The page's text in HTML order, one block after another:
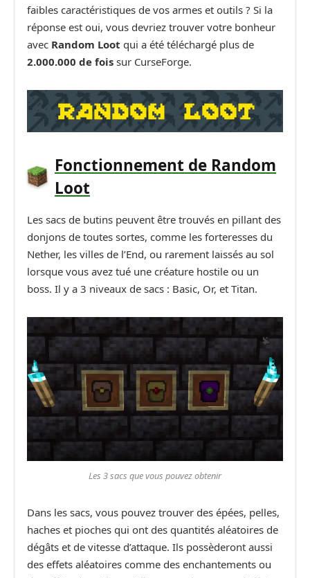
faibles caractéristiques de vos armes et outils ? Si la
réponse est oui, vous devriez trouver votre bonheur
avec Random Loot qui a été téléchargé plus de
2.000.000 de fois sur CurseForge.
Fonctionnement de Random
Loot
Les sacs de butins peuvent être trouvés en pillant des
donjons de toutes sortes, comme les forteresses du
Nether, les villes de l’End, ou rarement laissés au sol
lorsque vous avez tué une créature hostile ou un
boss. Il y a 3 niveaux de sacs : Basic, Or, et Titan.
Les 3 sacs que vous pouvez obtenir
Dans les sacs, vous pouvez trouver des épées, pelles,
haches et pioches qui ont des quantités aléatoires de
dégâts et de vitesse d’attaque. Ils possèderont aussi
des effets aléatoires comme des enchantements ou